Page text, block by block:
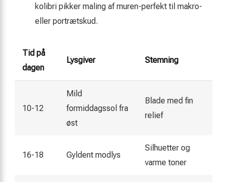
kolibri pikker maling af muren-perfekt til makro-
eller portrætskud.
Tid på
dagen
Lysgiver Stemning
10-12
Mild
formiddagssol fra
øst
Blade med fin
relief
16-18 Gyldent modlys
Silhuetter og
varme toner